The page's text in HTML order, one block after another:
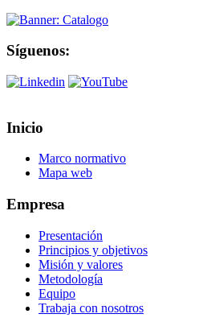
Síguenos:
Inicio
Marco normativo
Mapa web
Empresa
Presentación
Principios y objetivos
Misión y valores
Metodología
Equipo
Trabaja con nosotros